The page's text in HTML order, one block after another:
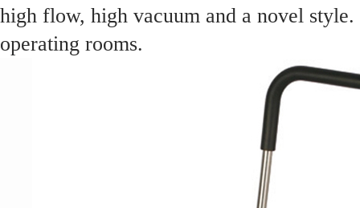
high flow, high vacuum and a novel
operating rooms.